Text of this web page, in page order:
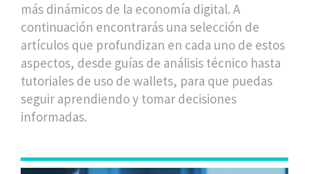
más dinámicos de la economía digital. A
continuación encontrarás una selección de
artículos que profundizan en cada uno de estos
aspectos, desde guías de análisis técnico hasta
tutoriales de uso de wallets, para que puedas
seguir aprendiendo y tomar decisiones
informadas.